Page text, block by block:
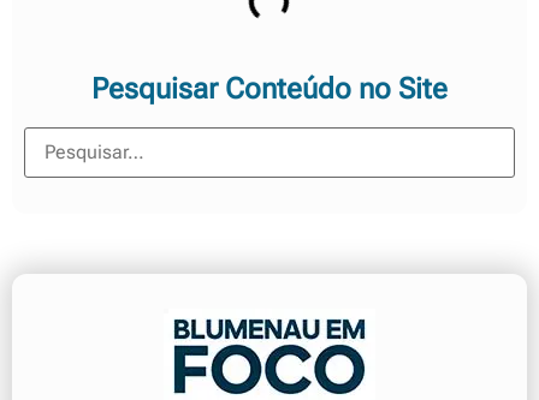
Pesquisar Conteúdo no Site